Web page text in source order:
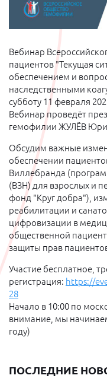
Вебинар
пациентов "Текущая
обеспечением и
наследственными
субботу 11 февраля
Вебинар проведёт
гемофилии ЖУЛЁВ
Обсудим важные
обеспечении
Виллебранда
(ВЗН) для взрослых и
фонд "Круг добра"),
реабилитации и
цифровизации в
общественной
защиты прав
Участие бесплатное,
регистрация: https://
28
Начало в 10:00 по
внимание, мы
году)
ПОСЛЕДНИЕ